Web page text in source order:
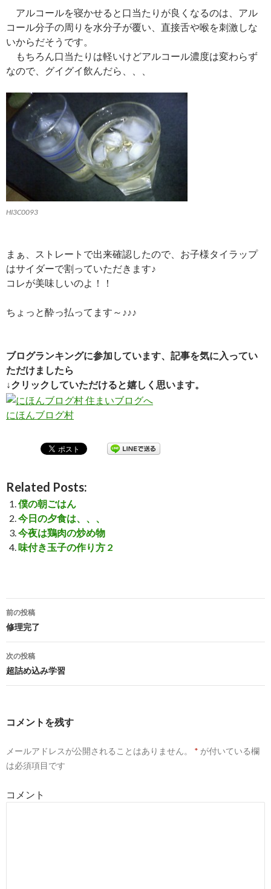
アルコールを寝かせると口当たりが良くなるのは、アル
コール分子の周りを水分子が覆い、直接舌や喉を刺激しな
いからだそうです。
もちろん口当たりは軽いけどアルコール濃度は変わらず
なので、グイグイ飲んだら、、、
HI3C0093
まぁ、ストレートで出来確認したので、お子様タイラップ
はサイダーで割っていただきます♪
コレが美味しいのよ！！
ちょっと酔っ払ってます～♪♪♪
ブログランキングに参加しています、記事を気に入ってい
ただけましたら
↓クリックしていただけると嬉しく思います。
にほんブログ村
Related Posts:
僕の朝ごはん
今日の夕食は、、、
今夜は鶏肉の炒め物
味付き玉子の作り方 2
投
稿
ナ
ゲ
シ
ン
前の投稿
修理完了
次の投稿
超詰め込み学習
コメントを残す
メールアドレスが公開されることはありません。 * が付いている欄
は必須項目です
コメント